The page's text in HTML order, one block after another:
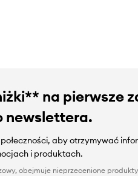
na pierwsze
newslettera.
aby otrzymywać
i produktach.
obejmuje nieprzecenione